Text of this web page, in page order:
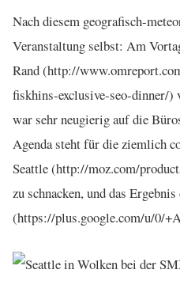
Nach diesem geografisch-
Veranstaltung selbst: Am
Rand (http://
fiskhins-exclusive-seo-dinner/)
war sehr neugierig auf die
Agenda steht für die ziemlich
Seattle (http://moz.com/
zu schnacken, und das
(https://plus.google.com/u/0/